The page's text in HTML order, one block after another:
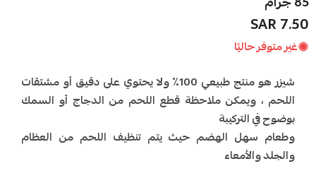
7.50 SAR
غير متوفر حاليًا
شيزر هو منتج طبيعي 100٪ ولا يحتوي على دقيق أو مشتقات
اللحم ، ويمكن ملاحظة قطع اللحم من الدجاج أو السمك
بوضوح في التركيبة
وطعام سهل الهضم حيث يتم تنظيف اللحم من العظام
والجلد والأمعاء